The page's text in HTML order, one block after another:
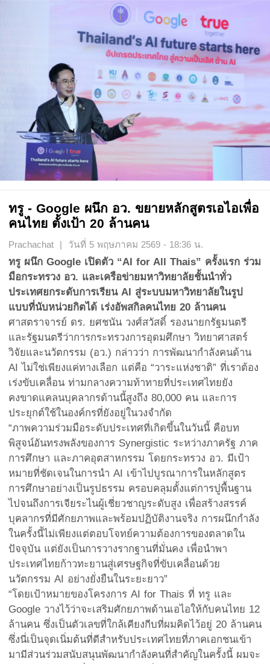
ทรู - Google ผนึก อว. ขยายหลักสูตรเอไอเพื่อ
คนไทย ตั้งเป้า 20 ล้านคน
Prachachat | วันที่ 5 พฤษภาคม 2569 - 18:36 น.
ทรู ผนึก Google เปิดตัว “AI for All Thais” ครั้งแรก ร่วม
มือกระทรวง อว. และเครือข่ายมหาวิทยาลัยชั้นนำทั่ว
ประเทศยกระดับการเรียน AI สู่ระบบมหาวิทยาลัยในรูป
แบบที่นับหน่วยกิตได้ เร่งอัพสกิลคนไทย 20 ล้านคน
ศาสตราจารย์ ดร. ยศชนัน วงศ์สวัสดิ์ รองนายกรัฐมนตรี
และรัฐมนตรีว่าการกระทรวงการอุดมศึกษา วิทยาศาสตร์
วิจัยและนวัตกรรม (อว.) กล่าวว่า การพัฒนากำลังคนด้าน
AI ไม่ใช่เพียงแค่ทางเลือก แต่คือ “วาระแห่งชาติ” ที่เราต้อง
เร่งขับเคลื่อน ท่ามกลางความท้าทายที่ประเทศไทยยัง
คงขาดแคลนบุคลากรด้านนี้สูงถึง 80,000 คน และการ
ประยุกต์ใช้ในองค์กรที่ยังอยู่ในวงจำกัด
“ภาพความร่วมมือระดับประเทศที่เกิดขึ้นในวันนี้ คือบท
พิสูจน์อันทรงพลังของการ Synergistic ระหว่างภาครัฐ ภาค
การศึกษา และภาคอุตสาหกรรม โดยกระทรวง อว. มีเป้า
หมายที่ชัดเจนในการนำ AI เข้าไปบูรณาการในหลักสูตร
การศึกษาอย่างเป็นรูปธรรม ครอบคลุมตั้งแต่การปูพื้นฐาน
ไปจนถึงการเจียระไนผู้เชี่ยวชาญระดับสูง เพื่อสร้างสรรค์
บุคลากรที่มีศักยภาพและพร้อมปฏิบัติงานจริง การผนึกกำลัง
ในครั้งนี้ไม่เพียงแต่ตอบโจทย์ความต้องการของตลาดใน
ปัจจุบัน แต่ยังเป็นการวางรากฐานที่มั่นคง เพื่อนำพา
ประเทศไทยก้าวทะยานสู่เศรษฐกิจที่ขับเคลื่อนด้วย
นวัตกรรม AI อย่างยั่งยืนในระยะยาว”
“โดยเป้าหมายของโครงการ AI for Thais ที่ ทรู และ
Google วางไว้ว่าจะเสริมศักยภาพด้านเอไอให้กับคนไทย 12
ล้านคน ซึ่งเป็นตัวเลขที่ใกล้เคียงกีบที่ผมคิดไว้อยู่ 20 ล้านคน
ซึ่งนี่เป็นจุดเนิ่มต้นที่ดีสำหรับประเทศไทยที่ภาคเอกชนเข้า
มามีส่วนร่วมสนับสนุนพัฒนากำลังคนที่สำคัญในครั้งนี้ ผมจะ